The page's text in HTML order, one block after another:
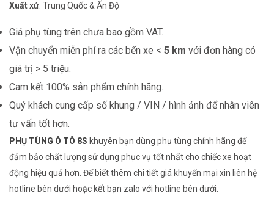
Xuất xứ: Trung Quốc & Ấn Độ
Giá phụ tùng trên chưa bao gồm VAT.
Vận chuyển miễn phí ra các bến xe < 5 km với đơn hàng có
giá trị > 5 triệu.
Cam kết 100% sản phẩm chính hãng.
Quý khách cung cấp số khung / VIN / hình ảnh để nhân viên
tư vấn tốt hơn.
PHỤ TÙNG Ô TÔ 8S khuyên bạn dùng phụ tùng chính hãng để
đảm bảo chất lượng sử dụng phục vụ tốt nhất cho chiếc xe hoạt
động hiệu quả hơn. Để biết thêm chi tiết giá khuyến mại xin liên hệ
hotline bên dưới hoặc kết bạn zalo với hotline bên dưới.